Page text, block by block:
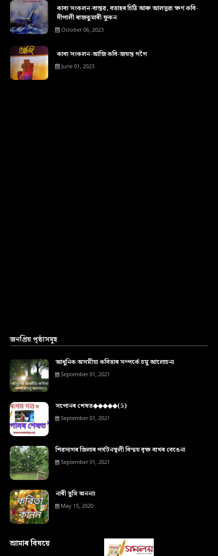
কাব্য সংকলন-বাস্তৱ, বতাহৰ চিঠি আৰু আলসুৱা ক্ষণ কবি-
দীপালী ৰাজকুমাৰী ফুকন
October 06, 2023
কাব্য সংকলন-আজি কবি-জয়ন্ত গগৈ
June 01, 2023
জনপ্ৰিয় পৃষ্ঠাসমূহ
আধুনিক অসমীয়া কবিতাৰ সম্পৰ্কে চমু আলোচনা
September 01, 2021
সপোনৰ শেষত◆◆◆◆◆(5)
September 01, 2021
শিৱসাগৰ জিলাৰ পৰ্যটনস্থলী বিস্ময় বৃক্ষ বাখৰ বেঙেনা
September 01, 2021
নাৰী তুমি অনন্যা
May 15, 2020
আমাৰ বিষয়ে‍